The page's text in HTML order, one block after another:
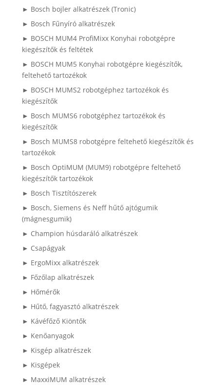
► Bosch bojler alkatrészek (Tronic)
► Bosch Fűnyíró alkatrészek
► BOSCH MUM4 ProfiMixx Konyhai robotgépre
kiegészítők és feltétek
► BOSCH MUM5 Konyhai robotgépre kiegészítők,
feltehető tartozékok
► BOSCH MUMS2 robotgéphez tartozékok és
kiegészítők
► Bosch MUMS6 robotgéphez tartozékok és
kiegészítők
► Bosch MUMS8 robotgépre feltehető kiegészítők és
tartozékok
► Bosch OptiMUM (MUM9) robotgépre feltehető
kiegészítők tartozékok
► Bosch Tisztítószerek
► Bosch, Siemens és Neff hűtő ajtógumik
(mágnesgumik)
► Champion húsdaráló alkatrészek
► Csapágyak
► ErgoMixx alkatrészek
► Főzőlap alkatrészek
► Hőmérők
► Hűtő, fagyasztó alkatrészek
► Kávéfőző Kiöntők
► Kenőanyagok
► Kisgép alkatrészek
► Kisgépek
► MaxxiMUM alkatrészek